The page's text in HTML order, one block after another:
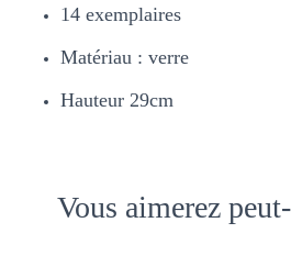
14 exemplaires
Matériau : verre
Hauteur 29cm
Vous aimerez